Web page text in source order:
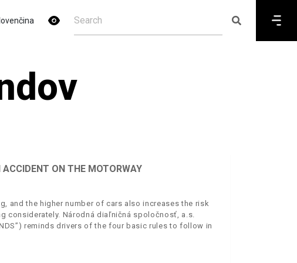
ON THE MOTORWAY
and the higher number of cars also increases the risk
considerately. Národná diaľničná spoločnosť, a.s.
reminds drivers of the four basic rules to follow in